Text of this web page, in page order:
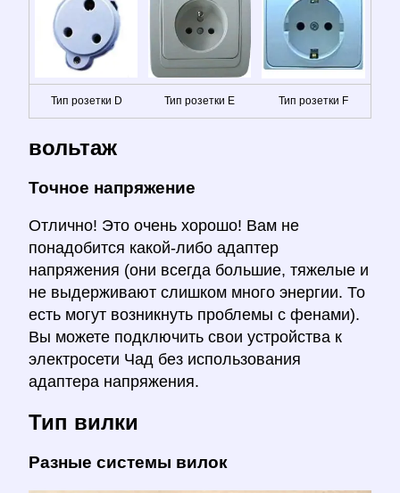
Тип розетки D Тип розетки E Тип розетки F
вольтаж
Точное напряжение
Отлично! Это очень хорошо! Вам не
понадобится какой-либо адаптер
напряжения (они всегда большие, тяжелые и
не выдерживают слишком много энергии. То
есть могут возникнуть проблемы с фенами).
Вы можете подключить свои устройства к
электросети Чад без использования
адаптера напряжения.
Тип вилки
Разные системы вилок